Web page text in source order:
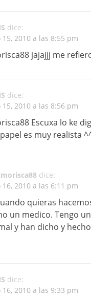
dice:
15, 2010 a las 8:55 pm
jajajjj me
dice:
15, 2010 a las 8:56 pm
Escuxa lo ke
es muy realista
dice:
16, 2010 a las 6:11 pm
quieras
un medico. Tengo
y han dicho y
dice:
16, 2010 a las 9:33 pm